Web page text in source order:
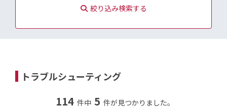
絞り込み検索する
トラブルシューティング
114 件中 5 件が見つかりました。